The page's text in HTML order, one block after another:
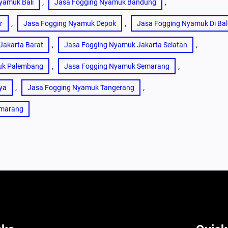
Bali , Jasa Fogging Nyamuk Bandung ,
, Jasa Fogging Nyamuk Depok , Jasa Fogging Nyamuk Di
Barat , Jasa Fogging Nyamuk Jakarta Selatan ,
Palembang , Jasa Fogging Nyamuk Semarang ,
, Jasa Fogging Nyamuk Tangerang ,